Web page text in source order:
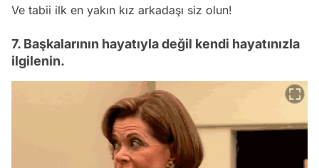
Ve tabii ilk en yakın kız arkadaşı siz olun!
7. Başkalarının hayatıyla değil kendi hayatınızla
ilgilenin.